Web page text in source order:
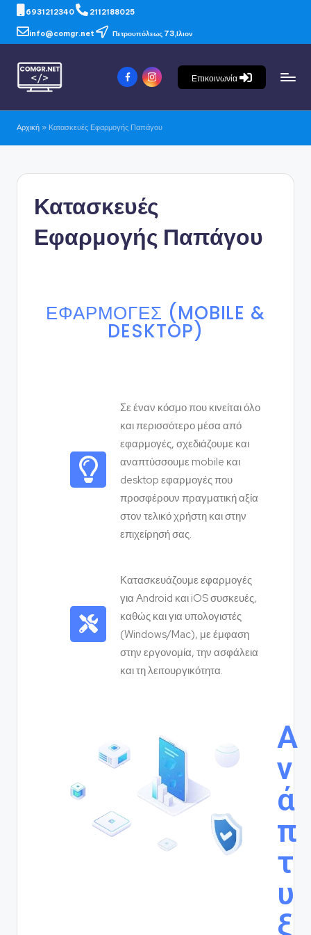
6931212340 2112188025
info@comgr.net Πετρουπόλεως 73,Ιλιον
Επικοινωνία
Αρχική » Κατασκευές Εφαρμογής Παπάγου
Κατασκευές
Εφαρμογής Παπάγου
ΕΦΑΡΜΟΓΈΣ (MOBILE &
DESKTOP)
Σε έναν κόσμο που κινείται όλο
και περισσότερο μέσα από
εφαρμογές, σχεδιάζουμε και
αναπτύσσουμε mobile και
desktop εφαρμογές που
προσφέρουν πραγματική αξία
στον τελικό χρήστη και στην
επιχείρησή σας.
Κατασκευάζουμε εφαρμογές
για Android και iOS συσκευές,
καθώς και για υπολογιστές
(Windows/Mac), με έμφαση
στην εργονομία, την ασφάλεια
και τη λειτουργικότητα.
Α
ν
ά
π
τ
υ
ξ